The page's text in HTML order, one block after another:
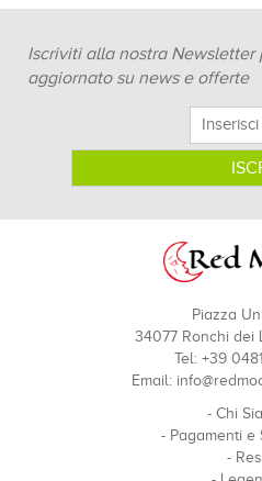
Iscriviti alla nostra Newsletter
aggiornato su news e offerte
Piazza
34077 Ronchi dei
Tel: +39
Email:
- Chi
- Pagamenti e
-